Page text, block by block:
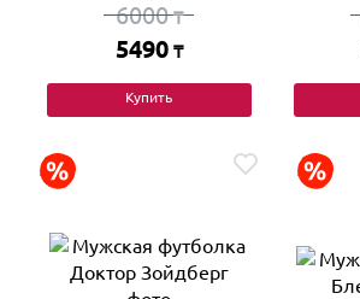
6000₸
5490 ₸
Купить